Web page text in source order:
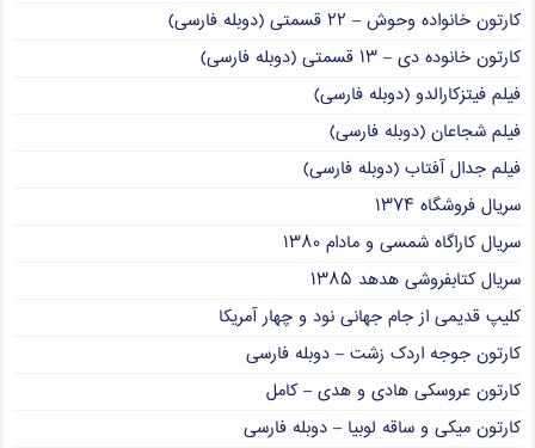
کارتون خانواده وحوش – ۲۲ قسمتی (دوبله فارسی)
کارتون خانوده دی – ۱۳ قسمتی (دوبله فارسی)
فیلم فیتزکارالدو (دوبله فارسی)
فیلم شجاعان (دوبله فارسی)
فیلم جدال آفتاب (دوبله فارسی)
سریال فروشگاه ۱۳۷۴
سریال کاراگاه شمسی و مادام ۱۳۸۰
سریال کتابفروشی هدهد ۱۳۸۵
کلیپ قدیمی از جام جهانی نود و چهار آمریکا
کارتون جوجه اردک زشت – دوبله فارسی
کارتون عروسکی هادی و هدی – کامل
کارتون میکی و ساقه لوبیا – دوبله فارسی